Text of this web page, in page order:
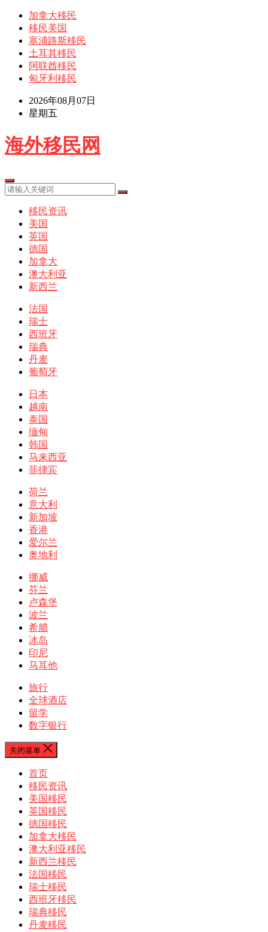
加拿大移民
移民美国
塞浦路斯移民
土耳其移民
阿联酋移民
匈牙利移民
2026年08月07日
星期五
海外移民网
移民资讯
美国
英国
德国
加拿大
澳大利亚
新西兰
法国
瑞士
西班牙
瑞典
丹麦
葡萄牙
日本
越南
泰国
缅甸
韩国
马来西亚
菲律宾
荷兰
意大利
新加坡
香港
爱尔兰
奥地利
挪威
芬兰
卢森堡
波兰
希腊
冰岛
印尼
马耳他
旅行
全球酒店
留学
数字银行
关闭菜单
首页
移民资讯
美国移民
英国移民
德国移民
加拿大移民
澳大利亚移民
新西兰移民
法国移民
瑞士移民
西班牙移民
瑞典移民
丹麦移民